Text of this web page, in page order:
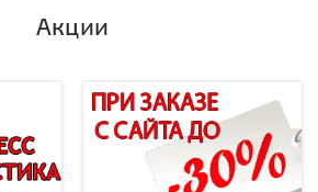
Акции